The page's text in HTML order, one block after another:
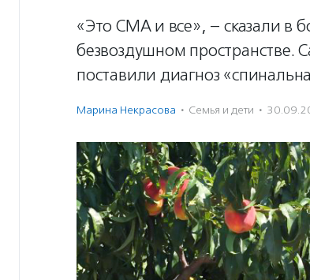
«Это СМА и все», – сказали в
безвоздушном пространстве.
поставили диагноз
Марина Некрасова · Семья и дети ·